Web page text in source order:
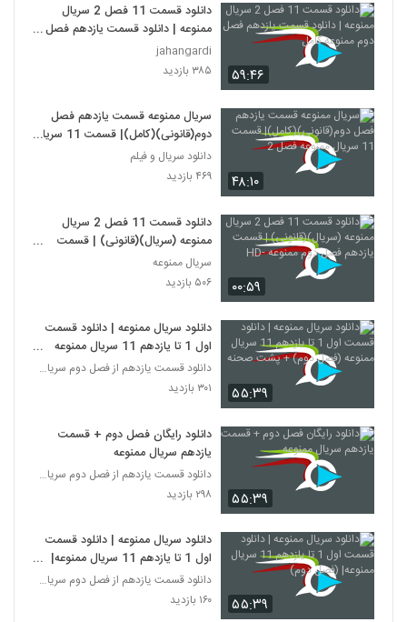
۵۹:۴۶
دانلود قسمت 11 فصل 2 سریال
ممنوعه | دانلود قسمت یازدهم فصل
دوم ممنوعه کامل
jahangardi
۳۸۵ بازدید
۴۸:۱۰
سریال ممنوعه قسمت یازدهم فصل
دوم(قانونی)(کامل)| قسمت 11 سریال
ممنوعه فصل 2
دانلود سریال و فیلم
۴۶۹ بازدید
۰۰:۵۹
دانلود قسمت 11 فصل 2 سریال
ممنوعه (سریال)(قانونی) | قسمت
یازدهم فصل دوم ممنوعه -HD
سریال ممنوعه
۵۰۶ بازدید
۵۵:۳۹
دانلود سریال ممنوعه | دانلود قسمت
اول 1 تا یازدهم 11 سریال ممنوعه
(فصل دوم) + پشت صحنه
دانلود قسمت یازدهم از فصل دوم سریال ممنوعه
۳۰۱ بازدید
۵۵:۳۹
دانلود رایگان فصل دوم + قسمت
یازدهم سریال ممنوعه
دانلود قسمت یازدهم از فصل دوم سریال ممنوعه
۲۹۸ بازدید
۵۵:۳۹
دانلود سریال ممنوعه | دانلود قسمت
اول 1 تا یازدهم 11 سریال ممنوعه|
(فصل دوم)
دانلود قسمت یازدهم از فصل دوم سریال ممنوعه
۱۶۰ بازدید